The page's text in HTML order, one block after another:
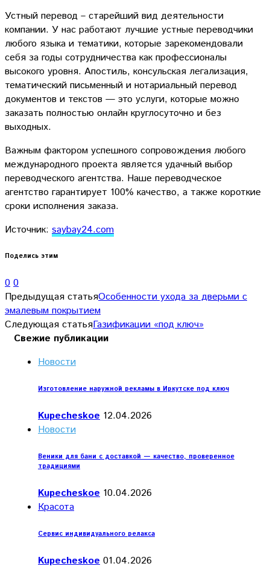
Устный перевод – старейший вид деятельности
компании. У нас работают лучшие устные переводчики
любого языка и тематики, которые зарекомендовали
себя за годы сотрудничества как профессионалы
высокого уровня. Апостиль, консульская легализация,
тематический письменный и нотариальный перевод
документов и текстов — это услуги, которые можно
заказать полностью онлайн круглосуточно и без
выходных.
Важным фактором успешного сопровождения любого
международного проекта является удачный выбор
переводческого агентства. Наше переводческое
агентство гарантирует 100% качество, а также короткие
сроки исполнения заказа.
Источник: saybay24.com
Поделись этим
0 0
Предыдущая статьяОсобенности ухода за дверьми с
эмалевым покрытием
Следующая статьяГазификации «под ключ»
Свежие публикации
Новости
Изготовление наружной рекламы в Иркутске под ключ
Kupecheskoe 12.04.2026
Новости
Веники для бани с доставкой — качество, проверенное
традициями
Kupecheskoe 10.04.2026
Красота
Сервис индивидуального релакса
Kupecheskoe 01.04.2026